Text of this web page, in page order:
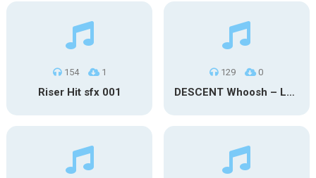
154 1
Riser Hit sfx 001
129 0
DESCENT Whoosh – Long